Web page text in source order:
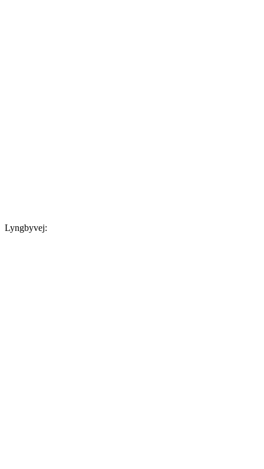
Lyngbyvej: